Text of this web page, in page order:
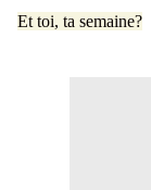
Et toi, ta semaine?